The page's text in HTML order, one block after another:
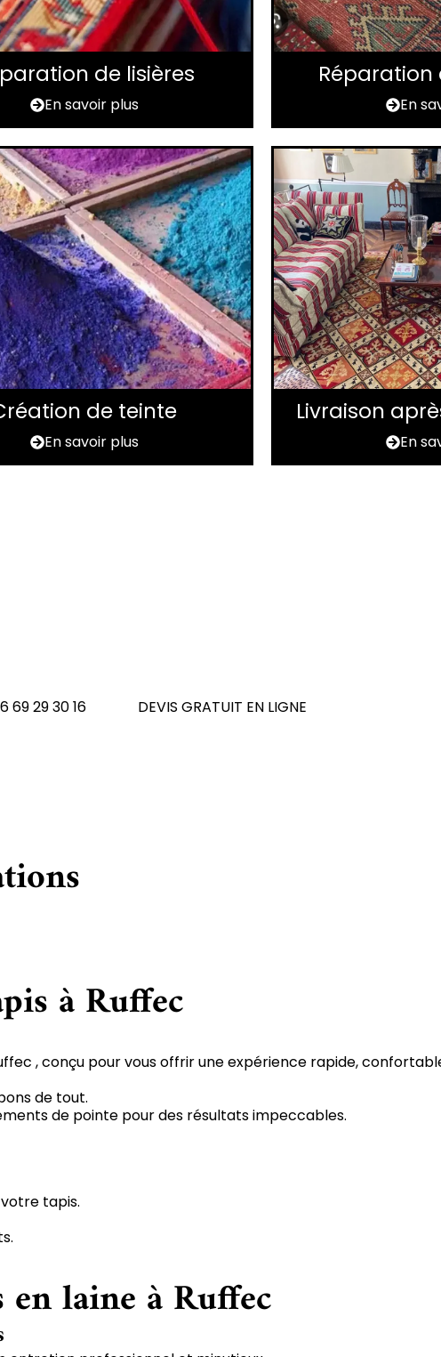
de lisières
En savoir plus
Réparation
En
de teinte
En savoir plus
Livraison
En
69 29 30 16 DEVIS GRATUIT EN LIGNE
à Ruffec
, conçu pour vous offrir une expérience rapide,
de tout.
de pointe pour des résultats impeccables.
tapis.
laine à Ruffec